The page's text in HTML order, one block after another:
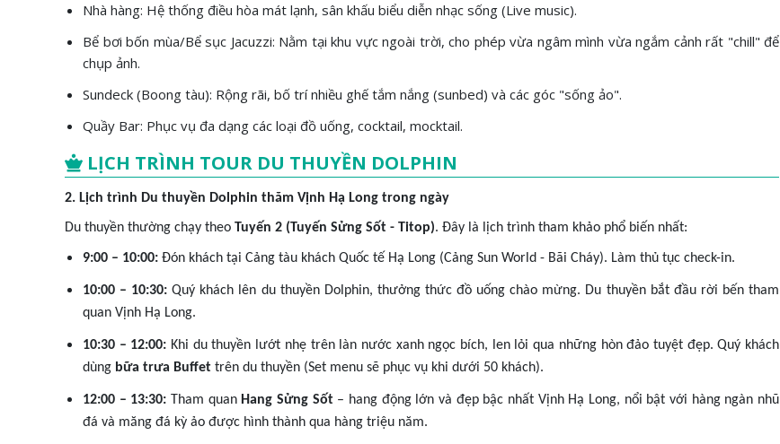
Nhà hàng: Hệ thống điều hòa mát lạnh, sân khấu biểu diễn nhạc sống (Live music).
Bể bơi bốn mùa/Bể sục Jacuzzi: Nằm tại khu vực ngoài trời, cho phép vừa ngâm mình vừa ngắm cảnh rất "chill" để
chụp ảnh.
Sundeck (Boong tàu): Rộng rãi, bố trí nhiều ghế tắm nắng (sunbed) và các góc "sống ảo".
Quầy Bar: Phục vụ đa dạng các loại đồ uống, cocktail, mocktail.
LỊCH TRÌNH TOUR DU THUYỀN DOLPHIN
2. Lịch trình Du thuyền Dolphin thăm Vịnh Hạ Long trong ngày
Du thuyền thường chạy theo Tuyến 2 (Tuyến Sửng Sốt - Titop). Đây là lịch trình tham khảo phổ biến nhất:
9:00 – 10:00: Đón khách tại Cảng tàu khách Quốc tế Hạ Long (Cảng Sun World - Bãi Cháy). Làm thủ tục check-in.
10:00 – 10:30: Quý khách lên du thuyền Dolphin, thưởng thức đồ uống chào mừng. Du thuyền bắt đầu rời bến tham
quan Vịnh Hạ Long.
10:30 – 12:00: Khi du thuyền lướt nhẹ trên làn nước xanh ngọc bích, len lỏi qua những hòn đảo tuyệt đẹp. Quý khách
dùng bữa trưa Buffet trên du thuyền (Set menu sẽ phục vụ khi dưới 50 khách).
12:00 – 13:30: Tham quan Hang Sửng Sốt– hang động lớn và đẹp bậc nhất Vịnh Hạ Long, nổi bật với hàng ngàn nhũ
đá và măng đá kỳ ảo được hình thành qua hàng triệu năm.